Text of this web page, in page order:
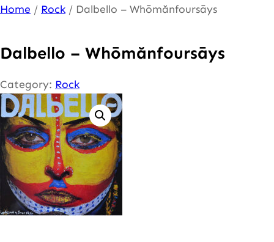
Ga
de
inhoud
Home / Rock / Dalbello – Whōmănfoursāys
Dalbello – Whōmănfoursāys
Category: Rock